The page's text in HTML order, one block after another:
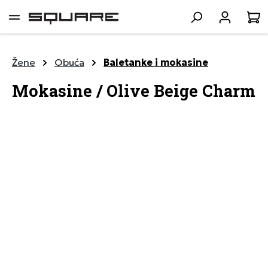
sadržaj
Žene Obuća Baletanke i mokasine
Mokasine / Olive Beige Charm